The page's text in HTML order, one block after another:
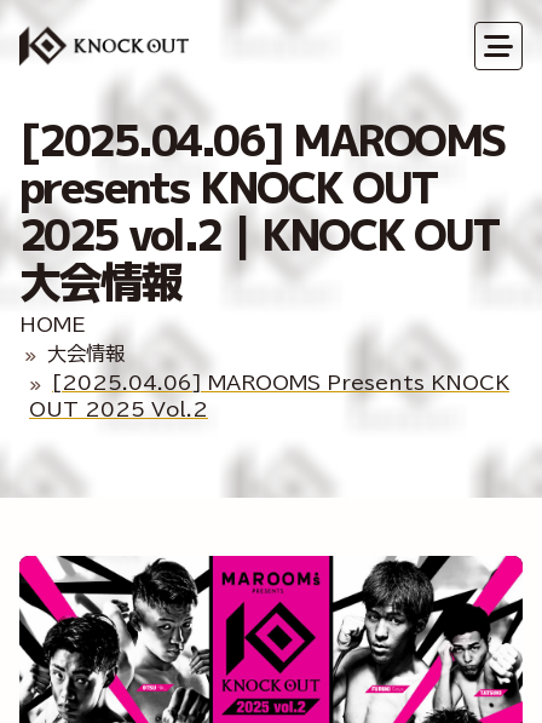
[2025.04.06] MAROOMS
presents KNOCK OUT
2025 vol.2｜KNOCK OUT
大会情報
HOME
大会情報
[2025.04.06] MAROOMS Presents KNOCK
OUT 2025 Vol.2